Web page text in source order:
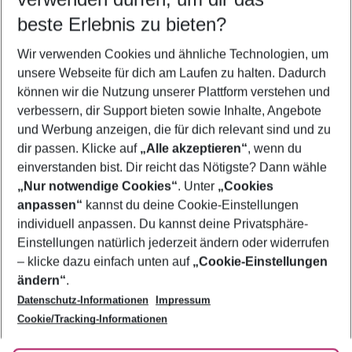
5-8 Nächte
2 Erwachsene Keine Kinder
Mehr Filter anzeigen
Footer
Footer navigation
Über uns
AGB
Bestpreisgarantie
Cookie-Einstellungen ändern
Cookie-Richtlinie
Agenturbetreuung
Barrierefreies Reisen
Folge uns
beste Erlebnis zu bieten?
Wir verwenden Cookies und ähnliche Technologien, um
unsere Webseite für dich am Laufen zu halten. Dadurch
können wir die Nutzung unserer Plattform verstehen und
verbessern, dir Support bieten sowie Inhalte, Angebote
und Werbung anzeigen, die für dich relevant sind und zu
dir passen. Klicke auf „Alle akzeptieren“, wenn du
einverstanden bist. Dir reicht das Nötigste? Dann wähle
„Nur notwendige Cookies“. Unter „Cookies
anpassen“ kannst du deine Cookie-Einstellungen
individuell anpassen. Du kannst deine Privatsphäre-
Einstellungen natürlich jederzeit ändern oder widerrufen
– klicke dazu einfach unten auf „Cookie-Einstellungen
ändern“.
Datenschutz-Informationen
Impressum
Cookie/Tracking-Informationen